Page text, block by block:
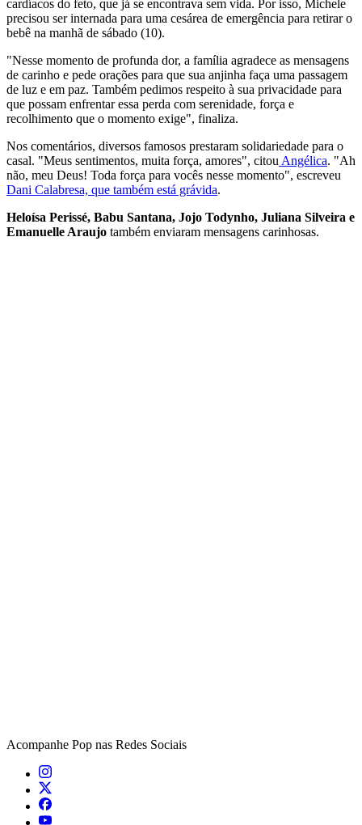
cardíacos do feto, que já se encontrava sem vida. Por isso, Michele
precisou ser internada para uma cesárea de emergência para retirar o
bebê na manhã de sábado (10).
"Nesse momento de profunda dor, a família agradece as mensagens
de carinho e pede orações para que sua anjinha faça uma passagem
de luz e em paz. Também pedimos respeito à sua privacidade para
que possam enfrentar essa perda com serenidade, força e
recolhimento que o momento exige", finaliza.
Nos comentários, diversos famosos prestaram solidariedade para o
casal. "Meus sentimentos, muita força, amores", citou Angélica. "Ah
não, meu Deus! Toda força para vocês nesse momento", escreveu
Dani Calabresa, que também está grávida.
Heloísa Perissé, Babu Santana, Jojo Todynho, Juliana Silveira e
Emanuelle Araujo também enviaram mensagens carinhosas.
Acompanhe Pop nas Redes Sociais